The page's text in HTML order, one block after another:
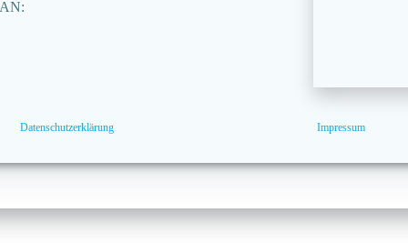
Datenschutzerklärung Impressum